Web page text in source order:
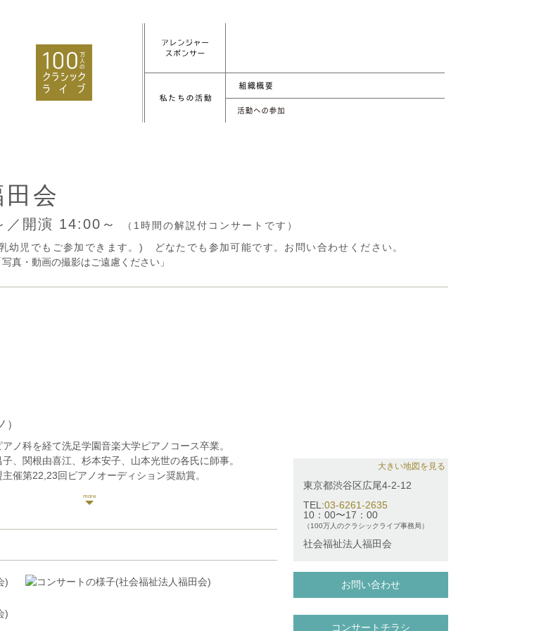
会
／開演 14:00～
（1時間の解説付コンサートです）
児でもご参加できます。) どなたでも参加可能です。お問い合わせください。
真・動画の撮影はご遠慮ください」
）
ノ科を経て洗足学園音楽大学ピアノコース卒業。
、関根由喜江、杉本安子、山本光世の各氏に師事。
催第22,23回ピアノオーディション奨励賞。
ャンネル「さんチャンネル」2020年開設。
channel/UCoXjgbI1DbI1TXfo08UgLtg
大きい地図を見る
東京都渋谷区広尾4-2-12
TEL:03-6261-2635
10：00〜17：00
（100万人のクラシックライブ事務局）
社会福祉法人福田会
お問い合わせ
コンサートチラシ